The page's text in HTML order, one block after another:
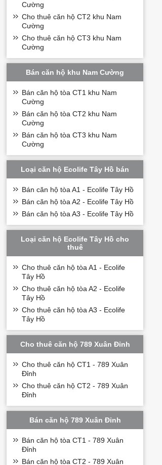
Cường
Cho thuê căn hộ CT2 khu Nam
Cường
Cho thuê căn hộ CT3 khu Nam
Cường
Bán căn hộ khu Nam Cường
Bán căn hộ tòa CT1 khu Nam
Cường
Bán căn hộ tòa CT2 khu Nam
Cường
Bán căn hộ tòa CT3 khu Nam
Cường
Loại căn hộ Ecolife Tây Hồ bán
Bán căn hộ tòa A1 - Ecolife Tây Hồ
Bán căn hộ tòa A2 - Ecolife Tây Hồ
Bán căn hộ tòa A3 - Ecolife Tây Hồ
Loại căn hộ Ecolife Tây Hồ cho
thuê
Cho thuê căn hộ tòa A1 - Ecolife
Tây Hồ
Cho thuê căn hộ tòa A2 - Ecolife
Tây Hồ
Cho thuê căn hộ tòa A3 - Ecolife
Tây Hồ
Cho thuê căn hộ 789 Xuân Đỉnh
Cho thuê căn hộ CT1 - 789 Xuân
Đỉnh
Cho thuê căn hộ CT2 - 789 Xuân
Đỉnh
Bán căn hộ 789 Xuân Đỉnh
Bán căn hộ tòa CT1 - 789 Xuân
Đỉnh
Bán căn hộ tòa CT2 - 789 Xuân